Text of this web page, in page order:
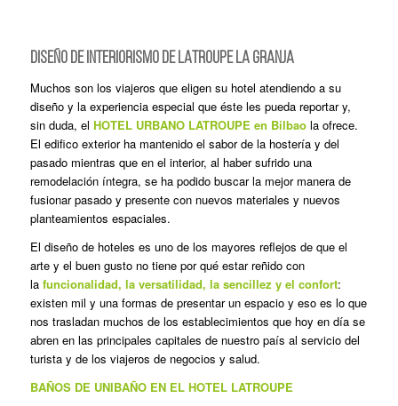
DISEÑO DE INTERIORISMO DE LATROUPE LA GRANJA
Muchos son los viajeros que eligen su hotel atendiendo a su
diseño y la experiencia especial que éste les pueda reportar y,
sin duda, el HOTEL URBANO LATROUPE en Bilbaola ofrece.
El edifico exterior ha mantenido el sabor de la hostería y del
pasado mientras que en el interior, al haber sufrido una
remodelación íntegra, se ha podido buscar la mejor manera de
fusionar pasado y presente con nuevos materiales y nuevos
planteamientos espaciales.
El diseño dehoteles es uno delos mayores reflejos deque el
arte y el buen gusto no tiene por qué estar reñido con
la funcionalidad, la versatilidad, la sencillez y el confort:
existen mil y una formas depresentar un espacio y eso es lo que
nos trasladan muchos delos establecimientos que hoy en día se
abren en las principales capitales denuestro país al servicio del
turista y delos viajeros denegocios y salud.
BAÑOS DE UNIBAÑO EN EL HOTEL LATROUPE